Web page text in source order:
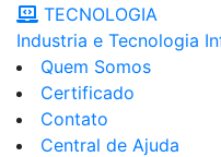
TECNOLOGIA
Industria e Tecnologia
Quem Somos
Certificado
Contato
Central de Ajuda